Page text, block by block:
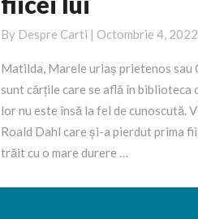
despre
moartea
lui
By Despre Carti | Octombrie 4, 2022
Matilda, Marele uriaș prietenos sau
sunt cărțile care se află în
lor nu este însă la fel de cunoscută.
Roald Dahl care și-a pierdut prima
trăit cu o mare durere …